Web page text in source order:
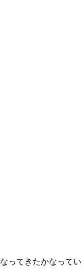
ってきたかなって